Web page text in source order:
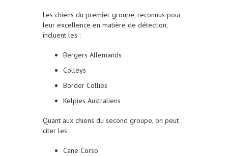
Les chiens du premier groupe, reconnus pour
leur excellence en matière de détection,
incluent les :
Bergers Allemands
Colleys
Border Collies
Kelpies Australiens
Quant aux chiens du second groupe, on peut
citer les :
Cane Corso